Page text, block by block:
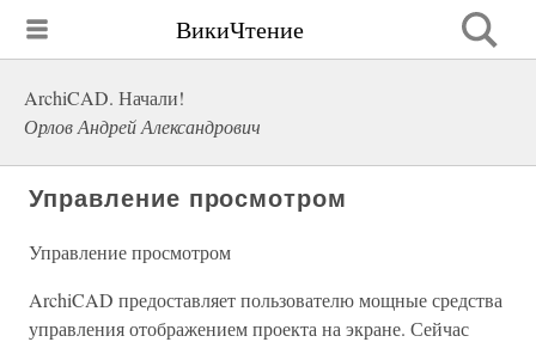
ВикиЧтение
ArchiCAD. Начали!
Орлов Андрей Александрович
Управление просмотром
Управление просмотром
ArchiCAD предоставляет пользователю мощные средства
управления отображением проекта на экране. Сейчас